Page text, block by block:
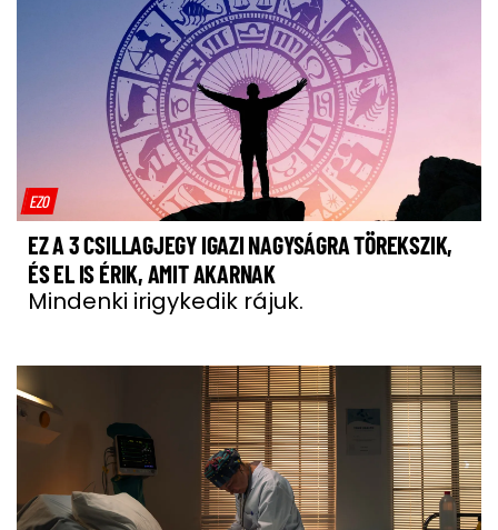
EZO
EZ A 3 CSILLAGJEGY IGAZI NAGYSÁGRA TÖREKSZIK,
ÉS EL IS ÉRIK, AMIT AKARNAK
Mindenki irigykedik rájuk.